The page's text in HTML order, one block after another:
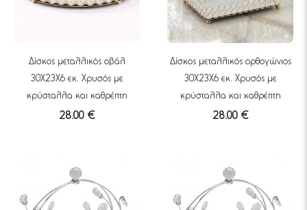
Δίσκος μεταλλικός οβάλ
30Χ23Χ6 εκ. Χρυσός με
κρύσταλλα και καθρέπτη
28.00 €
Δίσκος μεταλλικός ορθογώνιος
30Χ23Χ6 εκ. Χρυσός με
κρύσταλλα και καθρέπτη
28.00 €